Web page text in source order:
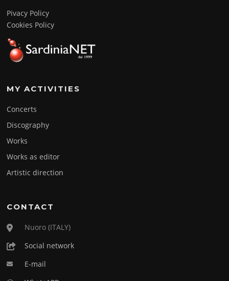
Pivacy Policy
Cookies Policy
MY ACTIVITIES
Concerts
Discography
Works
Works as editor
Artistic direction
CONTACT
Nuoro (ITALY)
Social network
E-mail